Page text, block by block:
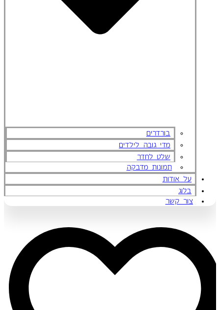
בורדרים
מדי גובה לילדים
שלט לחדר
תמונות מדבקה
על אודות
בלוג
צור קשר